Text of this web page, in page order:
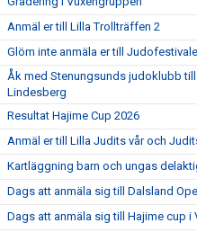
Anmäl er till Lilla Trollträffen 2
Glöm inte anmäla er till
Åk med Stenungsunds judoklubb
Lindesberg
Resultat Hajime Cup 2026
Anmäl er till Lilla Judits vår och
Kartläggning barn och ungas
Dags att anmäla sig till Dalsland
Dags att anmäla sig till Hajime cup i